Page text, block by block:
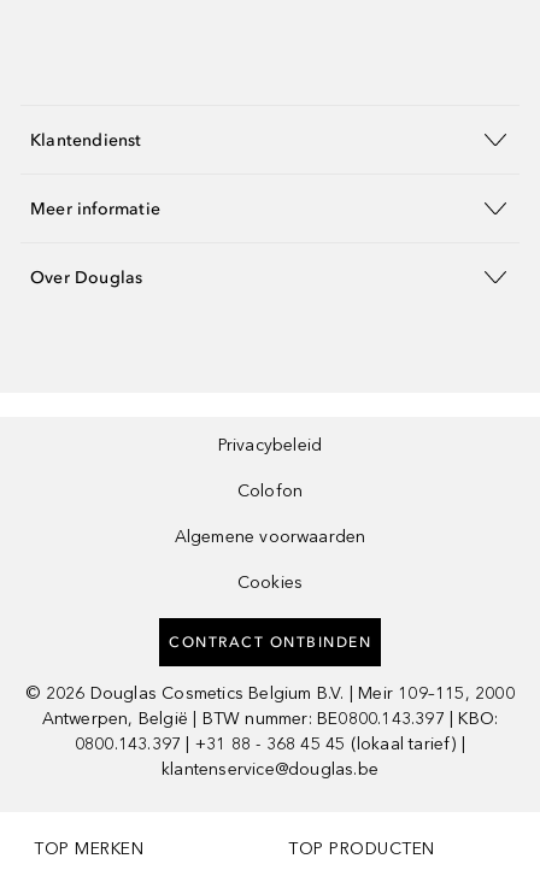
Klantendienst
Meer informatie
Over Douglas
Privacybeleid
Colofon
Algemene voorwaarden
Cookies
CONTRACT ONTBINDEN
© 2026 Douglas Cosmetics Belgium B.V. | Meir 109–115, 2000
Antwerpen, België | BTW nummer: BE0800.143.397 | KBO:
0800.143.397 | +31 88 - 368 45 45 (lokaal tarief) |
klantenservice@douglas.be
TOP MERKEN TOP PRODUCTEN